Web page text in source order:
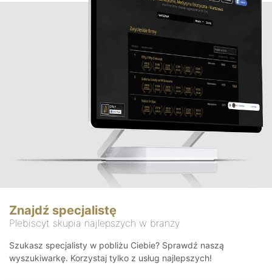
Znajdź specjalistę
Plebiscyt skupia najlepszych w branży
Szukasz specjalisty w pobliżu Ciebie? Sprawdź naszą
wyszukiwarkę. Korzystaj tylko z usług najlepszych!